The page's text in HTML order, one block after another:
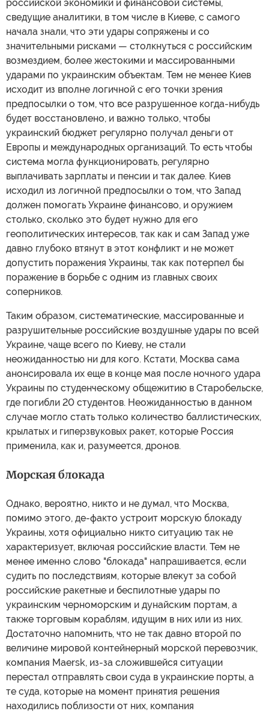
российской экономики и финансовой системы,
сведущие аналитики, в том числе в Киеве, с самого
начала знали, что эти удары сопряжены и со
значительными рисками — столкнуться с российским
возмездием, более жестокими и массированными
ударами по украинским объектам. Тем не менее Киев
исходит из вполне логичной с его точки зрения
предпосылки о том, что все разрушенное когда-нибудь
будет восстановлено, и важно только, чтобы
украинский бюджет регулярно получал деньги от
Европы и международных организаций. То есть чтобы
система могла функционировать, регулярно
выплачивать зарплаты и пенсии и так далее. Киев
исходил из логичной предпосылки о том, что Запад
должен помогать Украине финансово, и оружием
столько, сколько это будет нужно для его
геополитических интересов, так как и сам Запад уже
давно глубоко втянут в этот конфликт и не может
допустить поражения Украины, так как потерпел бы
поражение в борьбе с одним из главных своих
соперников.
Таким образом, систематические, массированные и
разрушительные российские воздушные удары по всей
Украине, чаще всего по Киеву, не стали
неожиданностью ни для кого. Кстати, Москва сама
анонсировала их еще в конце мая после ночного удара
Украины по студенческому общежитию в Старобельске,
где погибли 20 студентов. Неожиданностью в данном
случае могло стать только количество баллистических,
крылатых и гиперзвуковых ракет, которые Россия
применила, как и, разумеется, дронов.
Морская блокада
Однако, вероятно, никто и не думал, что Москва,
помимо этого, де-факто устроит морскую блокаду
Украины, хотя официально никто ситуацию так не
характеризует, включая российские власти. Тем не
менее именно слово "блокада" напрашивается, если
судить по последствиям, которые влекут за собой
российские ракетные и беспилотные удары по
украинским черноморским и дунайским портам, а
также торговым кораблям, идущим в них или из них.
Достаточно напомнить, что не так давно второй по
величине мировой контейнерный морской перевозчик,
компания Maersk, из-за сложившейся ситуации
перестал отправлять свои суда в украинские порты, а
те суда, которые на момент принятия решения
находились поблизости от них, компания